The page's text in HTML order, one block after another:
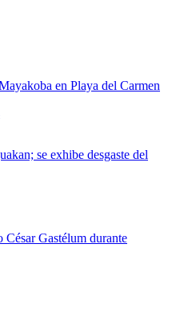
en Playa del Carmen
se exhibe desgaste del
César Gastélum durante